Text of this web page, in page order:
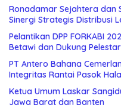
Ronadamar Sejahtera dan
Sinergi Strategis Distribusi
Pelantikan DPP FORKABI
Betawi dan Dukung
PT Antero Bahana
Integritas Rantai Pasok
Ketua Umum Laskar
Jawa Barat dan Banten